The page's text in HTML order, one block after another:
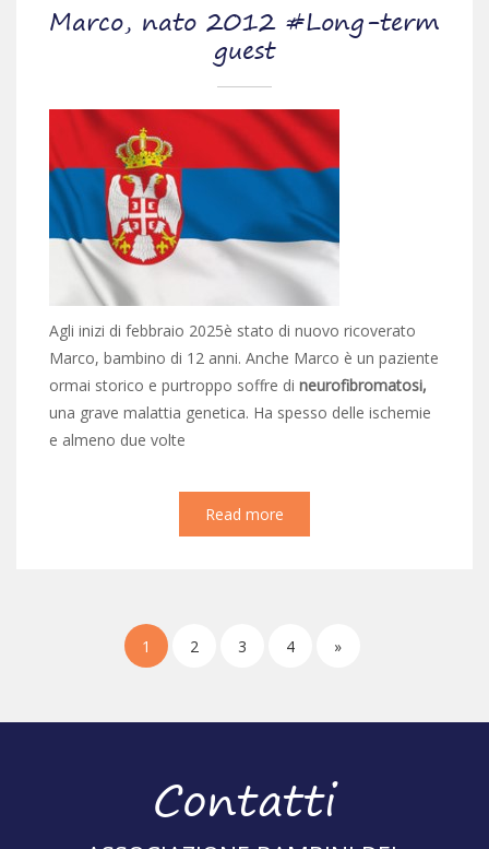
Marco, nato 2012 #Long-term
guest
Agli inizi di febbraio 2025è stato di nuovo ricoverato
Marco, bambino di 12 anni. Anche Marco è un paziente
ormai storico e purtroppo soffre di neurofibromatosi,
una grave malattia genetica. Ha spesso delle ischemie
e almeno due volte
Read more
1 2 3 4 »
Contatti